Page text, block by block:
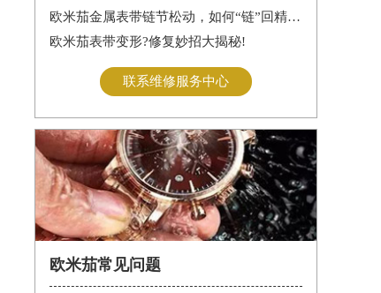
欧米茄金属表带链节松动，如何“链”回精致时光?
欧米茄表带变形?修复妙招大揭秘!
联系维修服务中心
欧米茄常见问题